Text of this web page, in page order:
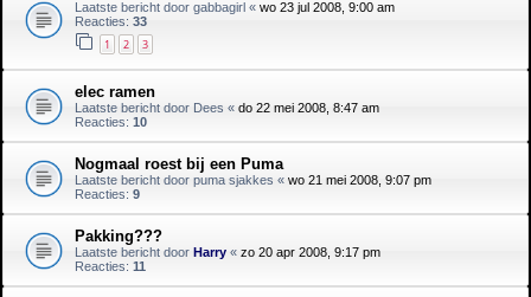
Laatste bericht door gabbagirl « wo 23 jul 2008, 9:00 am
Reacties: 33
1 2 3
elec ramen
Laatste bericht door Dees « do 22 mei 2008, 8:47 am
Reacties: 10
Nogmaal roest bij een Puma
Laatste bericht door puma sjakkes « wo 21 mei 2008, 9:07 pm
Reacties: 9
Pakking???
Laatste bericht door Harry « zo 20 apr 2008, 9:17 pm
Reacties: 11